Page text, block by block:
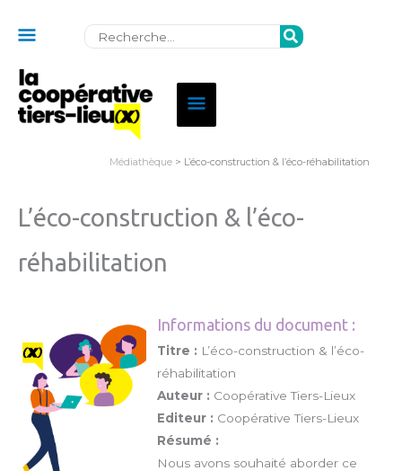
Rechercher:
de
l'en-
Menu
principal
Médiathèque> L’éco-construction & l’éco-réhabilitation
L’éco-construction & l’éco-
réhabilitation
Informations du document :
Titre : L’éco-construction & l’éco-
réhabilitation
Auteur : Coopérative Tiers-Lieux
Editeur : Coopérative Tiers-Lieux
Résumé :
Nous avons souhaité aborder ce